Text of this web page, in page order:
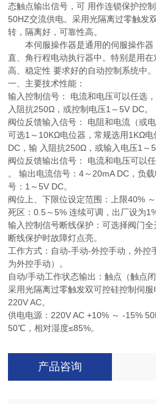
态触点输出信号，可 用作连锁保护控
50HZ交流供电。采用光隔离过零触发
转，隔离好，可靠性高。
本伺服操作器是通用的伺服操作器
直、角行程电动执行器中。特别是用
高、稳定性 要求好的自动控制系统中。
一、主要技术性能：
输入控制信号： 电流和电压可以任选
入阻抗250Ω，或控制电压1～5V DC。
阀位反馈输入信号： 电阻和电流（或
可选1～10KΩ电位器，常规选用1KΩ
DC，输 入阻抗250Ω，或输入电压1～
阀位反馈输出信号： 电流和电压可以
。 输出电流信号：4～20mA DC，负
号：1～5V DC。
阀位上、下限位设定范围：上限40%
死区：0.5～5% 连续可调，出厂设为1%
输入控制信号断线保护：可选择阀门全
断线保护时故障灯点亮。
工作方式：自动-手动-外控手动，外控
为外控手动）。
自动/手动工作状态输出：触点（触点
采用光隔离过零触发双可控硅控制伺
220V AC。
供电电源：220V AC +10% ～ -15%
50℃，相对湿度≤85%。
产品咨询